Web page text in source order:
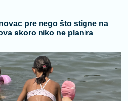
pre nego što stigne na
skoro niko ne planira